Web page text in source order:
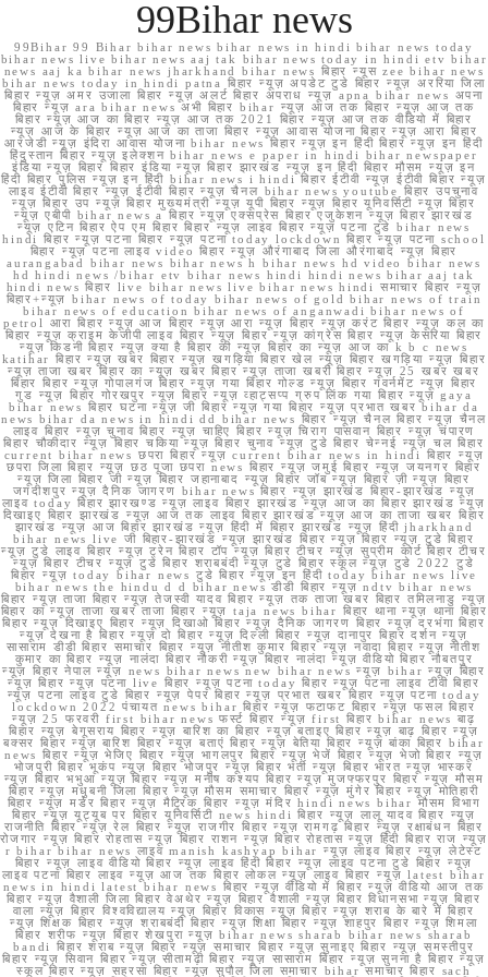
99Bihar news
99Bihar 99 Bihar bihar news bihar news in hindi bihar news today
bihar news live bihar news aaj tak bihar news today in hindi etv bihar
news aaj ka bihar news jharkhand bihar news बिहार न्यूस zee bihar news
bihar news today in hindi patna बिहार न्यूज़ अपडेट टुडे बिहार न्यूज़ अररिया जिला
बिहार न्यूज़ अमर उजाला बिहार न्यूज़ अलर्ट बिहार अपराध न्यूज़ apna bihar news अपना
बिहार न्यूज़ ara bihar news अभी बिहार bihar न्यूज़ आज तक बिहार न्यूज़ आज तक
बिहार न्यूज़ आज का बिहार न्यूज़ आज तक 2021 बिहार न्यूज़ आज तक वीडियो में बिहार
न्यूज़ आज के बिहार न्यूज़ आज का ताजा बिहार न्यूज़ आवास योजना बिहार न्यूज़ आरा बिहार
आरजेडी न्यूज़ इंदिरा आवास योजना bihar news बिहार न्यूज़ इन हिंदी बिहार न्यूज़ इन हिंदी
हिंदुस्तान बिहार न्यूज़ इलेक्शन bihar news e paper in hindi bihar newspaper
इंडिया न्यूज़ बिहार बिहार इंडिया न्यूज़ बिहार झारखंड न्यूज़ इन हिंदी बिहार मौसम न्यूज़ इन
हिंदी बिहार पुलिस न्यूज़ इन हिंदी bihar news i hindi बिहार ईटीवी न्यूज़ ईटीवी बिहार न्यूज़
लाइव ईटीवी बिहार न्यूज़ ईटीवी बिहार न्यूज़ चैनल bihar news youtube बिहार उपचुनाव
न्यूज़ बिहार उप न्यूज़ बिहार मुख्यमंत्री न्यूज़ यूपी बिहार न्यूज़ बिहार यूनिवर्सिटी न्यूज़ बिहार
न्यूज़ एबीपी bihar news a बिहार न्यूज़ एक्सप्रेस बिहार एजुकेशन न्यूज़ बिहार झारखंड
न्यूज़ एटिन बिहार ऐप एम बिहार बिहार न्यूज़ लाइव बिहार न्यूज़ पटना टुडे bihar news
hindi बिहार न्यूज़ पटना बिहार न्यूज़ पटना today lockdown बिहार न्यूज़ पटना school
बिहार न्यूज़ पटना लाइव video बिहार न्यूज़ औरंगाबाद जिला औरंगाबाद न्यूज़ बिहार
aurangabad bihar news bihar news h bihar news hd video bihar news
hd hindi news /bihar etv bihar news hindi hindi news bihar aaj tak
hindi news बिहार live bihar news live bihar news hindi समाचार बिहार न्यूज़
बिहार+न्यूज़ bihar news of today bihar news of gold bihar news of train
bihar news of education bihar news of anganwadi bihar news of
petrol आरा बिहार न्यूज़ आज बिहार न्यूज़ आरा न्यूज़ बिहार न्यूज़ करंट बिहार न्यूज़ कल का
बिहार न्यूज़ क्राइम केजीपी लाइव बिहार न्यूज़ बिहार न्यूज़ कांग्रेस बिहार न्यूज़ केसरिया बिहार
न्यूज़ किडनी बिहार न्यूज़ क्या है बिहार की न्यूज़ बिहार का न्यूज़ आज का k b c news
katihar बिहार न्यूज़ खबर बिहार न्यूज़ खगड़िया बिहार खेल न्यूज़ बिहार खगड़िया न्यूज़ बिहार
न्यूज़ ताजा खबर बिहार का न्यूज़ खबर बिहार न्यूज़ ताजा खबरी बिहार न्यूज़ 25 खबर खबर
बिहार बिहार न्यूज़ गोपालगंज बिहार न्यूज़ गया बिहार गोल्ड न्यूज़ बिहार गवर्नमेंट न्यूज़ बिहार
गुड न्यूज़ बिहार गोरखपुर न्यूज़ बिहार न्यूज़ व्हाट्सप्प ग्रुप लिंक गया बिहार न्यूज़ gaya
bihar news बिहार घटना न्यूज़ जी बिहार न्यूज़ गया बिहार न्यूज़ प्रभात खबर bihar da
news bihar da news in hindi dd bihar news बिहार न्यूज़ चैनल बिहार न्यूज़ चैनल
लाइव बिहार न्यूज़ चुनाव बिहार न्यूज़ चाहिए बिहार न्यूज़ चिराग पासवान बिहार न्यूज़ चंपारण
बिहार चौकीदार न्यूज़ बिहार चकिया न्यूज़ बिहार चुनाव न्यूज़ टुडे बिहार चेन्नई न्यूज़ चल बिहार
current bihar news छपरा बिहार न्यूज़ current bihar news in hindi बिहार न्यूज़
छपरा जिला बिहार न्यूज़ छठ पूजा छपरा news बिहार न्यूज़ जमुई बिहार न्यूज़ जयनगर बिहार
न्यूज़ जिला बिहार जी न्यूज़ बिहार जहानाबाद न्यूज़ बिहार जॉब न्यूज़ बिहार ज़ी न्यूज़ बिहार
जगदीशपुर न्यूज़ दैनिक जागरण bihar news बिहार न्यूज़ झारखंड बिहार-झारखंड न्यूज़
लाइव today बिहार झारखण्ड न्यूज़ लाइव बिहार झारखंड न्यूज़ आज का बिहार झारखंड न्यूज़
दिखाइए बिहार झारखंड न्यूज़ आज तक लाइव बिहार झारखंड न्यूज़ आज का ताजा खबर बिहार
झारखंड न्यूज़ आज बिहार झारखंड न्यूज़ हिंदी में बिहार झारखंड न्यूज़ हिंदी jharkhand
bihar news live जी बिहार-झारखंड न्यूज़ झारखंड बिहार न्यूज़ बिहार न्यूज़ टुडे बिहार
न्यूज़ टुडे लाइव बिहार न्यूज़ ट्रेन बिहार टॉप न्यूज़ बिहार टीचर न्यूज़ सुप्रीम कोर्ट बिहार टीचर
न्यूज़ बिहार टीचर न्यूज़ टुडे बिहार शराबबंदी न्यूज़ टुडे बिहार स्कूल न्यूज़ टुडे 2022 टुडे
बिहार न्यूज़ today bihar news टुडे बिहार न्यूज़ इन हिंदी today bihar news live
bihar news the hindu d d bihar news डीडी बिहार न्यूज़ ndtv bihar news
बिहार न्यूज़ ताजा बिहार न्यूज़ तेजस्वी यादव बिहार न्यूज़ तक ताजा खबर बिहार तमिलनाडु न्यूज़
बिहार का न्यूज़ ताजा खबर ताजा बिहार न्यूज़ taja news bihar बिहार थाना न्यूज़ थाना बिहार
बिहार न्यूज़ दिखाइए बिहार न्यूज़ दिखाओ बिहार न्यूज़ दैनिक जागरण बिहार न्यूज़ दरभंगा बिहार
न्यूज़ देखना है बिहार न्यूज़ दो बिहार न्यूज़ दिल्ली बिहार न्यूज़ दानापुर बिहार दर्शन न्यूज़
सासाराम डीडी बिहार समाचार बिहार न्यूज़ नीतीश कुमार बिहार न्यूज़ नवादा बिहार न्यूज़ नीतीश
कुमार का बिहार न्यूज़ नालंदा बिहार नौकरी न्यूज़ बिहार नालंदा न्यूज़ वीडियो बिहार नौबतपुर
न्यूज़ बिहार नेपाल न्यूज़ news bihar news new bihar news न्यूज़ bihar न्यूज़ बिहार
न्यूज़ बिहार न्यूज़ पटना live बिहार न्यूज़ पटना today बिहार न्यूज़ पटना लाइव टीवी बिहार
न्यूज़ पटना लाइव टुडे बिहार न्यूज़ पेपर बिहार न्यूज़ प्रभात खबर बिहार न्यूज़ पटना today
lockdown 2022 पंचायत news bihar बिहार न्यूज़ फटाफट बिहार न्यूज़ फसल बिहार
न्यूज़ 25 फरवरी first bihar news फर्स्ट बिहार न्यूज़ first बिहार bihar news बाढ़
बिहार न्यूज़ बेगूसराय बिहार न्यूज़ बारिश का बिहार न्यूज़ बताइए बिहार न्यूज़ बाढ़ बिहार न्यूज़
बक्सर बिहार न्यूज़ बारिश बिहार न्यूज़ बताएं बिहार न्यूज़ बेतिया बिहार न्यूज़ बांका बिहार bihar
news बिहार न्यूज़ भेजिए बिहार न्यूज़ भागलपुर बिहार न्यूज़ भेजें बिहार न्यूज़ भेजो बिहार न्यूज़
भोजपुरी बिहार भूकंप न्यूज़ बिहार भोजपुर न्यूज़ बिहार भर्ती न्यूज़ बिहार भारत न्यूज़ भास्कर
न्यूज़ बिहार भभुआ न्यूज़ बिहार न्यूज़ मनीष कश्यप बिहार न्यूज़ मुजफ्फरपुर बिहार न्यूज़ मौसम
बिहार न्यूज़ मधुबनी जिला बिहार न्यूज़ मौसम समाचार बिहार न्यूज़ मुंगेर बिहार न्यूज़ मोतिहारी
बिहार न्यूज़ मर्डर बिहार न्यूज़ मैट्रिक बिहार न्यूज़ मंदिर hindi news bihar मौसम विभाग
बिहार न्यूज़ यूट्यूब पर बिहार यूनिवर्सिटी news hindi बिहार न्यूज़ लालू यादव बिहार न्यूज़
राजनीति बिहार न्यूज़ रेल बिहार न्यूज़ राजगीर बिहार न्यूज़ रामगढ़ बिहार न्यूज़ रक्षाबंधन बिहार
रोजगार न्यूज़ बिहार रोहतास न्यूज़ बिहार राशन न्यूज़ बिहार रोहतास न्यूज़ हिंदी बिहार राज न्यूज़
r bihar bihar news लाइव manish kashyap bihar न्यूज़ लाइव बिहार न्यूज़ लेटेस्ट
बिहार न्यूज़ लाइव वीडियो बिहार न्यूज़ लाइव हिंदी बिहार न्यूज़ लाइव पटना टुडे बिहार न्यूज़
लाइव पटना बिहार लाइव न्यूज़ आज तक बिहार लोकल न्यूज़ लाइव बिहार न्यूज़ latest bihar
news in hindi latest bihar news बिहार न्यूज़ वीडियो में बिहार न्यूज़ वीडियो आज तक
बिहार न्यूज़ वैशाली जिला बिहार वेअथेर न्यूज़ बिहार वैशाली न्यूज़ बिहार विधानसभा न्यूज़ बिहार
वाला न्यूज़ बिहार विश्वविद्यालय न्यूज़ बिहार विकास न्यूज़ बिहार न्यूज़ शराब के बारे में बिहार
न्यूज़ शिक्षक बिहार न्यूज़ शराबबंदी बिहार न्यूज़ शिक्षा बिहार न्यूज़ शाहपुर बिहार न्यूज़ शिमला
बिहार शरीफ न्यूज़ बिहार शेखपुरा न्यूज़ bihar news sharab bihar news sharab
bandi बिहार शराब न्यूज़ बिहार न्यूज़ समाचार बिहार न्यूज़ सुनाइए बिहार न्यूज़ समस्तीपुर
बिहार न्यूज़ सिवान बिहार न्यूज़ सीतामढ़ी बिहार न्यूज़ सासाराम बिहार न्यूज़ सुनना है बिहार न्यूज़
स्कूल बिहार न्यूज़ सहरसा बिहार न्यूज़ सुपौल जिला समाचार bihar समाचार बिहार sach